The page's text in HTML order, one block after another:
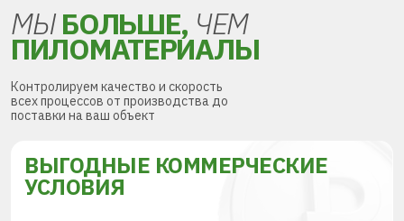
МЫБОЛЬШЕ, ЧЕМ
ПИЛОМАТЕРИАЛЫ
Контролируем качество и скорость
всех процессов от производства до
поставки на ваш объект
ВЫГОДНЫЕ КОММЕРЧЕСКИЕ
УСЛОВИЯ